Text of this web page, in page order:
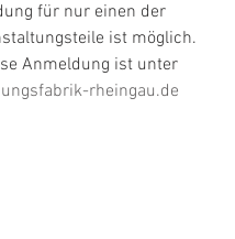
ist möglich.
Anmeldung ist unter
rheingau.de